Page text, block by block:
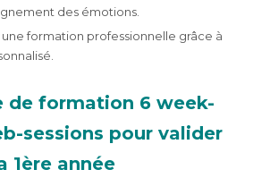
des émotions.
formation professionnelle grâce à
de formation 6 week-
sessions pour valider
1ère année